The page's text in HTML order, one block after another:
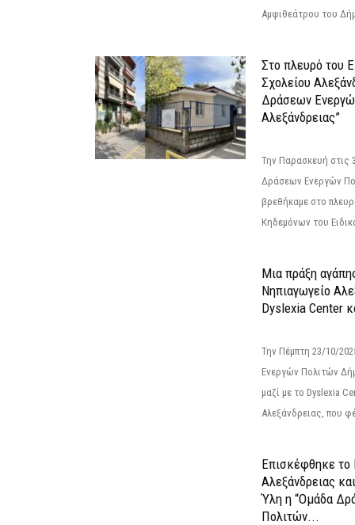
Αμφιθεάτρου του
Στο πλευρό του
Σχολείου
Δράσεων
Αλεξάνδρειας”
Την Παρασκευή
Δράσεων Ενεργών
βρεθήκαμε στο
Κηδεμόνων του
Μια πράξη
Νηπιαγωγείο
Dyslexia Center
Την Πέμπτη 23/10/
Ενεργών Πολιτών
μαζί με το Dyslexia
Αλεξάνδρειας, που
Επισκέφθηκε το
Αλεξάνδρειας
Ύλη η “Ομάδα
Πολιτών...